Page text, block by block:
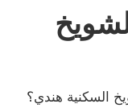
السكنية هندي؟